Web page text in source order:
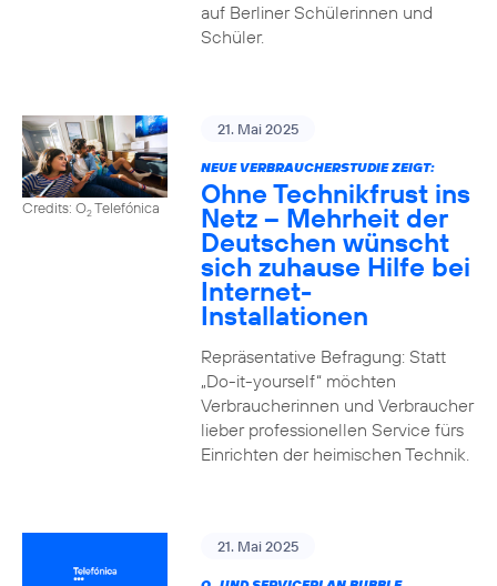
auf Berliner Schülerinnen und
Schüler.
Credits: O2Telefónica
21. Mai 2025
NEUE VERBRAUCHERSTUDIE ZEIGT:
Ohne Technikfrust ins
Netz – Mehrheit der
Deutschen wünscht
sich zuhause Hilfe bei
Internet-
Installationen
Repräsentative Befragung: Statt
„Do-it-yourself“ möchten
Verbraucherinnen und Verbraucher
lieber professionellen Service fürs
Einrichten der heimischen Technik.
21. Mai 2025